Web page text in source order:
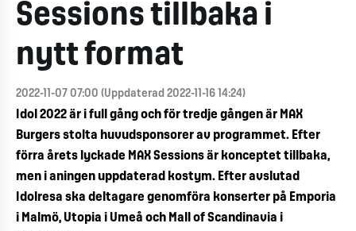
Sessions tillbaka i
nytt format
2022-11-07 07:00 (Uppdaterad 2022-11-16 14:24)
Idol 2022 är i full gång och för tredje gången är MAX
Burgers stolta huvudsponsorer av programmet. Efter
förra årets lyckade MAX Sessions är konceptet tillbaka,
men i aningen uppdaterad kostym. Efter avslutad
Idolresa ska deltagare genomföra konserter på Emporia
i Malmö, Utopia i Umeå och Mall of Scandinavia i